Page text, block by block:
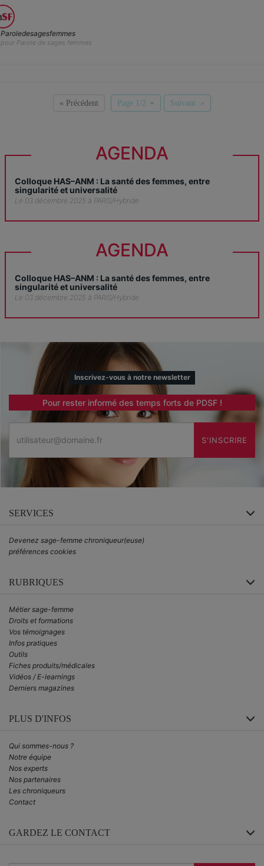
Paroledesagesfemmes
pour Parole de sages femmes
« Précédent Page 1/2 Suivant »
AGENDA
Colloque HAS–ANM : La santé des femmes, entre
singularité et universalité
Le 03 décembre 2025 à PARIS/Hybride
AGENDA
Colloque HAS–ANM : La santé des femmes, entre
singularité et universalité
Le 03 décembre 2025 à PARIS/Hybride
Inscrivez-vous à notre newsletter
Pour rester informé des temps forts de PDSF !
S'INSCRIRE
SERVICES
Devenez sage-femme chroniqueur(euse)
préférences cookies
RUBRIQUES
Métier sage-femme
Droits et formations
Vos témoignages
Infos pratiques
Outils
Fiches produits/médicales
Vidéos / E-learnings
Derniers magazines
PLUS D'INFOS
Qui sommes-nous ?
Notre équipe
Nos experts
Nos partenaires
Les chroniqueurs
Contact
GARDEZ LE CONTACT